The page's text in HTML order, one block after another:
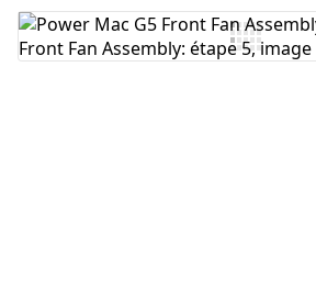
Ajouter un commentaire